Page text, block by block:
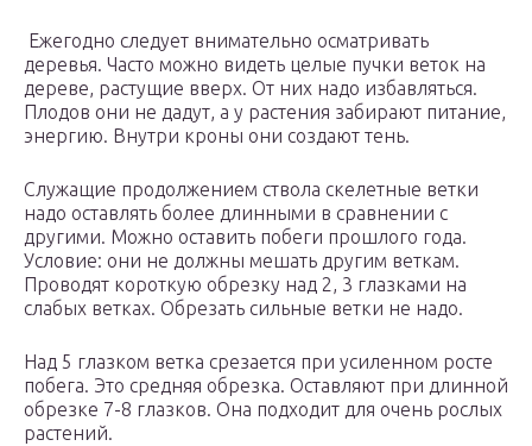
Ежегодно следует внимательно осматривать
деревья. Часто можно видеть целые пучки веток на
дереве, растущие вверх. От них надо избавляться.
Плодов они не дадут, а у растения забирают питание,
энергию. Внутри кроны они создают тень.
Служащие продолжением ствола скелетные ветки
надо оставлять более длинными в сравнении с
другими. Можно оставить побеги прошлого года.
Условие: они не должны мешать другим веткам.
Проводят короткую обрезку над 2, 3 глазками на
слабых ветках. Обрезать сильные ветки не надо.
Над 5 глазком ветка срезается при усиленном росте
побега. Это средняя обрезка. Оставляют при длинной
обрезке 7-8 глазков. Она подходит для очень рослых
растений.